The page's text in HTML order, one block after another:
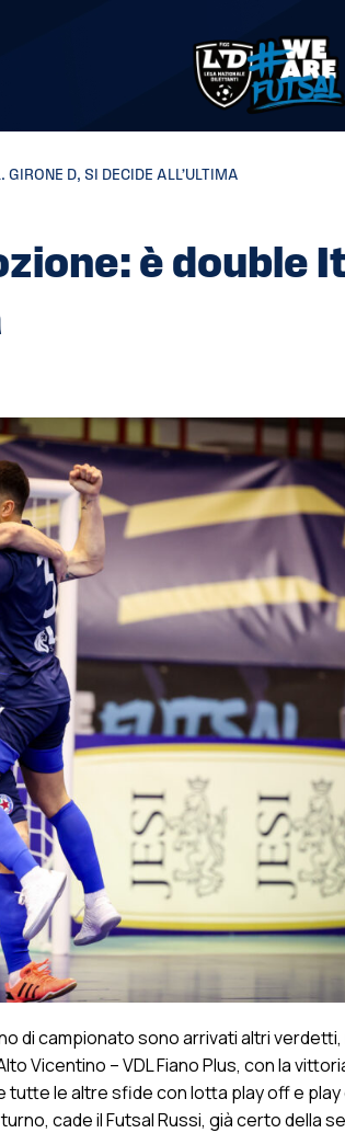
D, SI DECIDE ALL’ULTIMA
è double
di campionato sono arrivati altri
Vicentino – VDL Fiano Plus, con la
tutte le altre sfide con lotta play off e
cade il Futsal Russi, già certo della